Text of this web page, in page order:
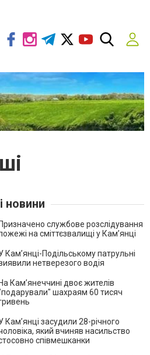
новини
Призначено службове розслідування
на сміттєзвалищі у Кам’янці
Кам’янці-Подільському патрульні
нетверезого водія
На Камʼянеччині двоє жителів
шахраям 60 тисяч
Камʼянці засудили 28-річного
який вчиняв насильство
співмешканки